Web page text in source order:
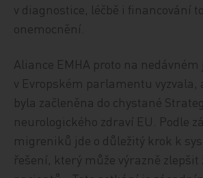
v diagnostice, léčbě i financování
onemocnění.
Aliance EMHA proto na
v Evropském parlamentu vyzvala,
byla začleněna do chystané
neurologického zdraví EU. Podle
migreniků jde o důležitý krok k
řešení, který může výrazně